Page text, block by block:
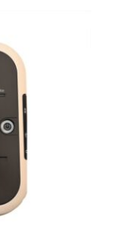
Stratus